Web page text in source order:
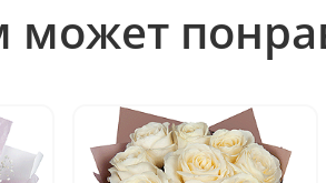
может